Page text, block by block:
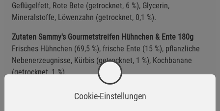
Geflügelfett, Rote Bete (getrocknet, 6 %), Glycerin,
Mineralstoffe, Löwenzahn (getrocknet, 0,1 %).
Zutaten Sammy's Gourmetstreifen Hühnchen & Ente 180g
Frisches Hühnchen (69,5 %), frische Ente (15 %), pflanzliche
Nebenerzeugnisse, Kürbis (getrocknet, 1 %), Kochbanane
(getrocknet, 1 %).
Cookie-Einstellungen